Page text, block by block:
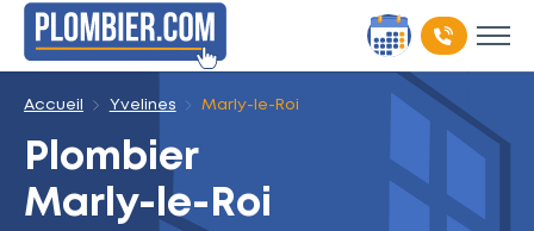
Accueil Yvelines Marly-le-Roi
Plombier
Marly-le-Roi